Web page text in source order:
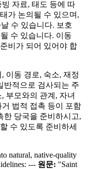
자료, 태도 등에 따
가 논의될 수 있으며,
수 있습니다. 보호
수 있습니다. 이동
비가 되어 있어야 합
이동 경로, 숙소, 재정
반적으로 검사되는 주
부모와의 관계, 자녀
법적 접촉 등이 포함
한 당국을 준비하시고,
수 있도록 준비하세
natural, native-quality
--- 원문: "Saint